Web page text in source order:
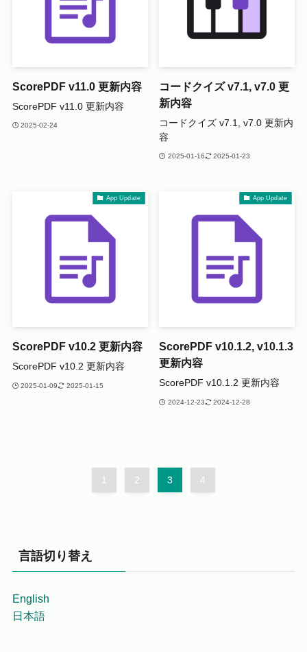
ScorePDF v11.0 更新内容
ScorePDF v11.0 更新内容
2025-02-24
コードクイズ v7.1, v7.0 更
新内容
コードクイズ v7.1, v7.0 更新内
容
2025-01-16 2025-01-23
App Update
ScorePDF v10.2 更新内容
ScorePDF v10.2 更新内容
2025-01-09 2025-01-15
App Update
ScorePDF v10.1.2, v10.1.3
更新内容
ScorePDF v10.1.2 更新内容
2024-12-23 2024-12-28
1 2 3 4
言語切り替え
English
日本語